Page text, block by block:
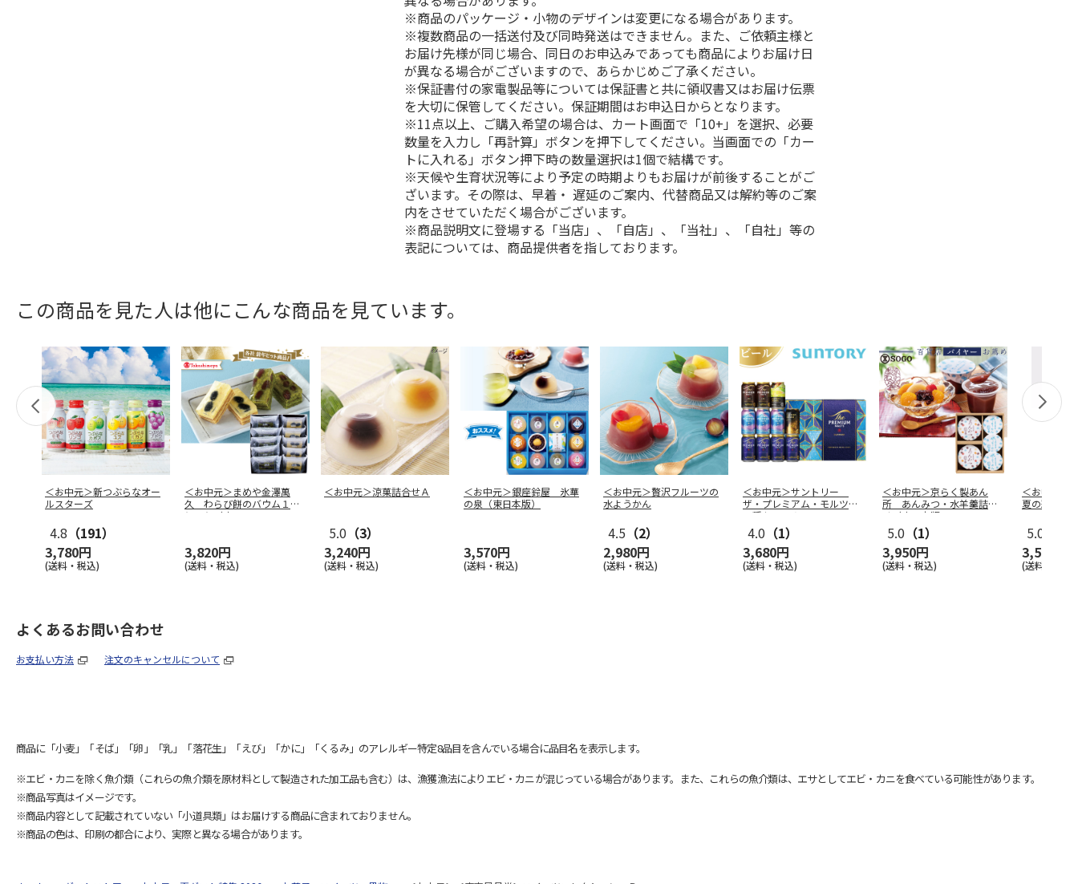
※商品のパッケージ・小物のデザインは変更になる場合があります。
※複数商品の一括送付及び同時発送はできません。また、ご依頼主様と
お届け先様が同じ場合、同日のお申込みであっても商品によりお届け日
が異なる場合がございますので、あらかじめご了承ください。
※保証書付の家電製品等については保証書と共に領収書又はお届け伝票
を大切に保管してください。保証期間はお申込日からとなります。
※11点以上、ご購入希望の場合は、カート画面で「10+」を選択、必要
数量を入力し「再計算」ボタンを押下してください。当画面での「カー
トに入れる」ボタン押下時の数量選択は1個で結構です。
※天候や生育状況等により予定の時期よりもお届けが前後することがご
ざいます。その際は、早着・ 遅延のご案内、代替商品又は解約等のご案
内をさせていただく場合がございます。
※商品説明文に登場する「当店」、「自店」、「当社」、「自社」等の
表記については、商品提供者を指しております。
この商品を見た人は他にこんな商品を見ています。
＜お中元＞新つぶらなオー
ルスターズ
4.8 （191）
3,780円
(送料・税込)
＜お中元＞まめや金澤萬
久 わらび餅のバウム１０
個入り（東日
3,820円
(送料・税込)
＜お中元＞涼菓詰合せＡ
5.0 （3）
3,240円
(送料・税込)
＜お中元＞銀座鈴屋 氷華
の泉（東日本版）
3,570円
(送料・税込)
＜お中元＞贅沢フルーツの
水ようかん
4.5 （2）
2,980円
(送料・税込)
＜お中元＞サントリー
ザ・プレミアム・モルツ
５種セットＡ
4.0 （1）
3,680円
(送料・税込)
＜お中元＞京らく製あん
所 あんみつ・水羊羹詰合
せ（東日本版
5.0 （1）
3,950円
(送料・税込)
＜お中元＞
夏の彩り（
5.0
3,570円
(送料・税込)
よくあるお問い合わせ
お支払い方法 注文のキャンセルについて
商品に「小麦」「そば」「卵」「乳」「落花生」「えび」「かに」「くるみ」のアレルギー特定8品目を含んでいる場合に品目名を表示します。
※エビ・カニを除く魚介類（これらの魚介類を原材料として製造された加工品も含む）は、漁獲漁法によりエビ・カニが混じっている場合があります。また、これらの魚介類は、エサとしてエビ・カニを食べている可能性があります。
※商品写真はイメージです。
※商品内容として記載されていない「小道具類」はお届けする商品に含まれておりません。
※商品の色は、印刷の都合により、実際と異なる場合があります。